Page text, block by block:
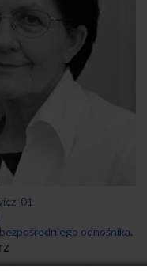
bezpośredniego odnośnika.
, aby móc dodać komentarz.